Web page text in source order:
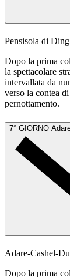
Pensisola di
Dopo la prima
la spettacolare
intervallata da
verso la contea
pernottamento.
7° GIORNO
Adare-Cashel-
Dopo la prima